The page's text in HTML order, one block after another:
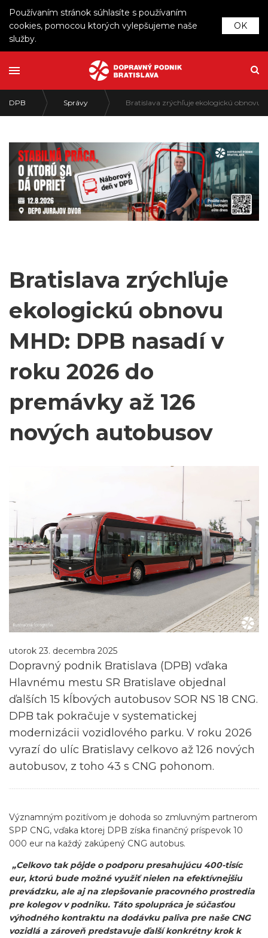
Používaním stránok súhlasíte s používaním
cookies, pomocou ktorých vylepšujeme naše
služby.
OK
DPB Správy Bratislava zrýchľuje ekologickú obnovu
Bratislava zrýchľuje
ekologickú obnovu
MHD: DPB nasadí v
roku 2026 do
premávky až 126
nových autobusov
utorok 23. decembra 2025
Dopravný podnik Bratislava (DPB) vďaka
Hlavnému mestu SR Bratislave objednal
ďalších 15 kĺbových autobusov SOR NS 18 CNG.
DPB tak pokračuje v systematickej
modernizácii vozidlového parku. V roku 2026
vyrazí do ulíc Bratislavy celkovo až 126 nových
autobusov, z toho 43 s CNG pohonom.
Významným pozitívom je dohoda so zmluvným partnerom
SPP CNG, vďaka ktorej DPB získa finančný príspevok 10
000 eur na každý zakúpený CNG autobus.
„Celkovo tak pôjde o podporu presahujúcu 400-tisíc
eur, ktorú bude možné využiť nielen na efektívnejšiu
prevádzku, ale aj na zlepšovanie pracovného prostredia
pre kolegov v podniku. Táto spolupráca je súčasťou
výhodného kontraktu na dodávku paliva pre naše CNG
vozidlá a zároveň predstavuje ďalší konkrétny krok k